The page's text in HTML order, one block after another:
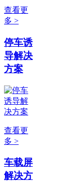
查看更
多 >
停车诱
导解决
方案
查看更
多 >
车载屏
解决方